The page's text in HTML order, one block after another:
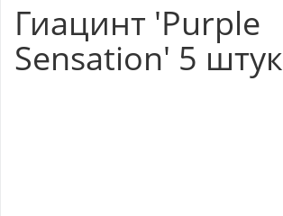
Гиацинт 'Purple
Sensation' 5 штук